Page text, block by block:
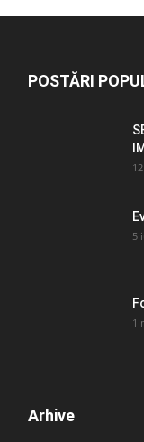
POSTĂRI
5
1
Arhive